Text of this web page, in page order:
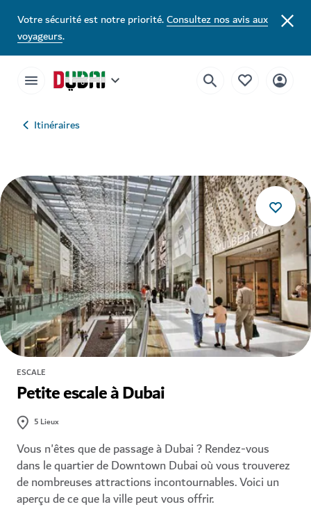
Votre sécurité est notre priorité.Consultez nos avis aux
voyageurs.
Itinéraires
ESCALE
Petite escale à Dubai
5 Lieux
Vous n'êtes que de passage à Dubai ? Rendez-vous
dans le quartier de Downtown Dubai où vous trouverez
de nombreuses attractions incontournables. Voici un
aperçu de ce que la ville peut vous offrir.